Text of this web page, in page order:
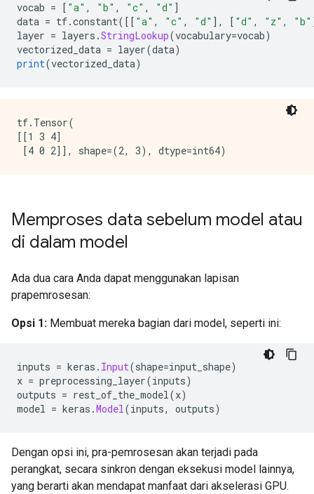
vocab = [ "a" , "b" , "c" , "d" ]
data = tf.constant([[ "a" , "c" , "d" ], [ "d" , "z" , "b"
layer = layers .StringLookup(vocabulary=vocab)
vectorized_data = layer(data)
print(vectorized_data)
tf.Tensor(
[[1 3 4]
Memproses data sebelum model atau
di dalam model
Ada dua cara Anda dapat menggunakan lapisan
prapemrosesan:
Opsi 1: Membuat mereka bagian dari model, seperti ini:
inputs = keras . Input(shape=input_shape)
x = preprocessing_layer(inputs)
outputs = rest_of_the_model(x)
model = keras .Model(inputs, outputs)
Dengan opsi ini, pra-pemrosesan akan terjadi pada
perangkat, secara sinkron dengan eksekusi model lainnya,
yang berarti akan mendapat manfaat dari akselerasi GPU.